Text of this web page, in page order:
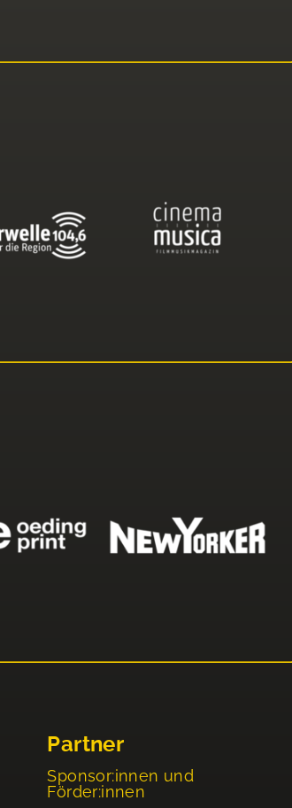
Partner
Sponsor:innen und
Förder:innen